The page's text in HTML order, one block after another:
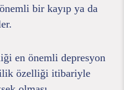
bir kayıp ya da
en önemli depresyon
özelliği itibariyle